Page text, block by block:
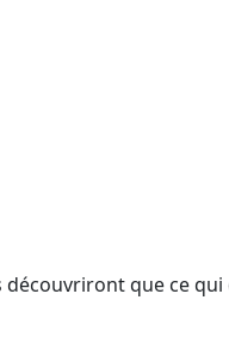
que ce